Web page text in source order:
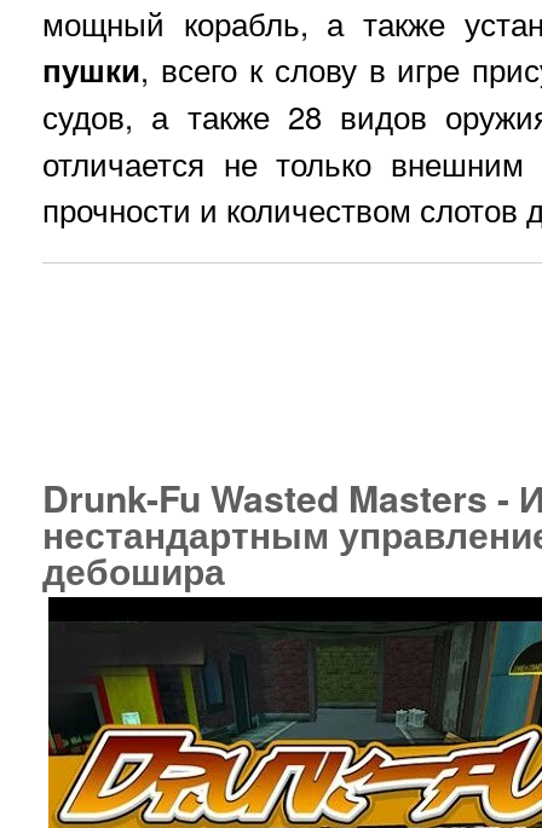
мощный корабль, а также
пушки, всего к слову в игре
судов, а также 28 видов
отличается не только
прочности и количеством слотов
Drunk-Fu Wasted Masters -
нестандартным
дебошира